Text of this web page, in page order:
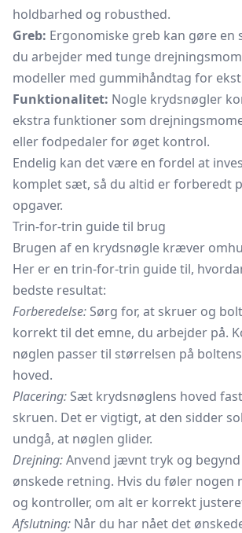
holdbarhed og robusthed.
Greb: Ergonomiske greb kan gøre en
du arbejder med tunge
modeller med gummihåndtag for
Funktionalitet: Nogle krydsnøgler
ekstra funktioner som
eller fodpedaler for øget kontrol.
Endelig kan det være en fordel at
komplet sæt, så du altid er forberedt
opgaver.
Trin-for-trin guide til brug
Brugen af en krydsnøgle kræver
Her er en trin-for-trin guide til,
bedste resultat:
Forberedelse: Sørg for, at skruer og
korrekt til det emne, du arbejder på.
nøglen passer til størrelsen på
hoved.
Placering: Sæt krydsnøglens hoved
skruen. Det er vigtigt, at den sidder
undgå, at nøglen glider.
Drejning:Anvend jævnt tryk og
ønskede retning. Hvis du føler nogen
og kontroller, om alt er korrekt
Afslutning: Når du har nået det